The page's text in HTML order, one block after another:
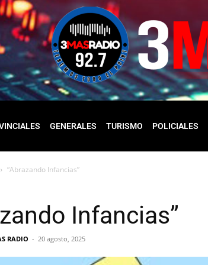
GENERALES TURISMO POLICIALES
“Abrazando Infancias”
Infancias”
RADIO - 20 agosto, 2025